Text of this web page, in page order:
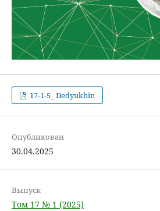
17-1-5_ Dedyukhin
Опубликован
30.04.2025
Выпуск
Том 17 № 1 (2025)